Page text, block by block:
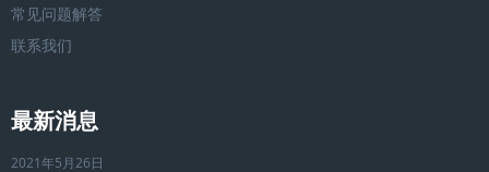
常见问题解答
联系我们
最新消息
2021年5月26日